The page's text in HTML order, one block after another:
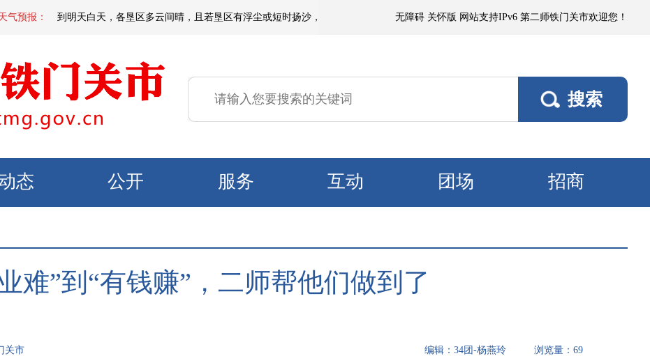
气预报：
今天夜间到明天白天，各垦区多云间晴，且若垦区有浮尘或短时扬沙，偏东区域有微到小阵雨，阵风5～6级；其他垦区阵风4～5级，焉耆垦区风
无障碍 关怀版 网站支持IPv6 第二师铁门关市欢迎您！
态 公开 服务 互动 团场 招商
难”到“有钱赚”，二师帮他们做到了
关市 浏览量： 69
编辑： 34团-杨燕玲